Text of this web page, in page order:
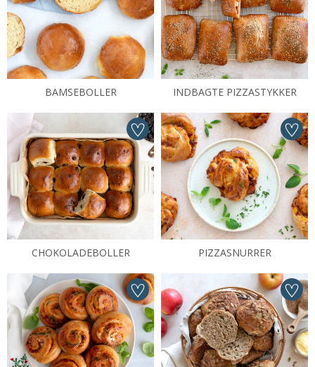
BAMSEBOLLER INDBAGTE PIZZASTYKKER
CHOKOLADEBOLLER PIZZASNURRER